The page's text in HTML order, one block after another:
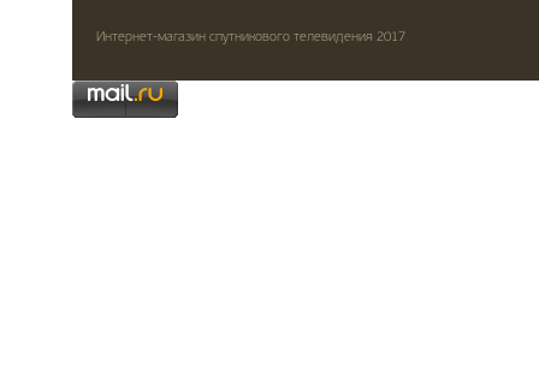
Интернет-магазин спутникового телевидения 2017